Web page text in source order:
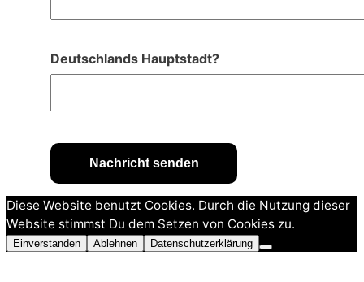
Deutschlands Hauptstadt?
Diese Website benutzt Cookies. Durch die Nutzung dieser
Website stimmst Du dem Setzen von Cookies zu.
Einverstanden Ablehnen Datenschutzerklärung